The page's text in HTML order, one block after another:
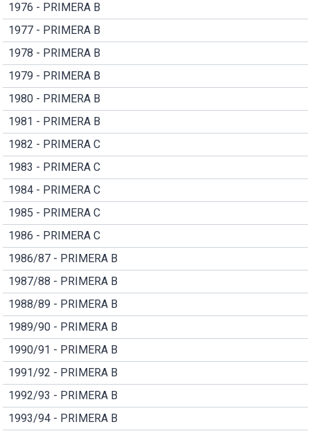
1976 - PRIMERA B
1977 - PRIMERA B
1978 - PRIMERA B
1979 - PRIMERA B
1980 - PRIMERA B
1981 - PRIMERA B
1982 - PRIMERA C
1983 - PRIMERA C
1984 - PRIMERA C
1985 - PRIMERA C
1986 - PRIMERA C
1986/87 - PRIMERA B
1987/88 - PRIMERA B
1988/89 - PRIMERA B
1989/90 - PRIMERA B
1990/91 - PRIMERA B
1991/92 - PRIMERA B
1992/93 - PRIMERA B
1993/94 - PRIMERA B